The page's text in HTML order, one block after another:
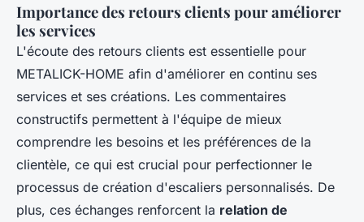
Importance des retours clients pour améliorer
les services
L'écoute des retours clients est essentielle pour
METALICK-HOME afin d'améliorer en continu ses
services et ses créations. Les commentaires
constructifs permettent à l'équipe de mieux
comprendre les besoins et les préférences de la
clientèle, ce qui est crucial pour perfectionner le
processus de création d'escaliers personnalisés. De
plus, ces échanges renforcent la relation de